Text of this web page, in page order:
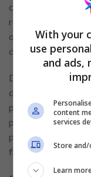
consumo
realizar uma
o impacto no
desnecessários.
Definir metas
decisões mais
poupar para a
planejamento.
prazo auxilia na
financeira.
With your
use
and ads,
content
services
Store
Learn